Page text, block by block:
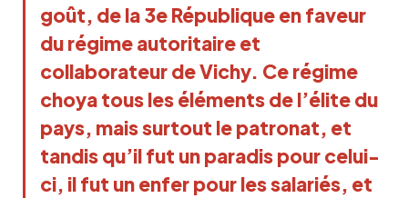
goût, de la 3e République en faveur
du régime autoritaire et
collaborateur de Vichy. Ce régime
choya tous les éléments de l’élite du
pays, mais surtout le patronat, et
tandis qu’il fut un paradis pour celui-
ci, il fut un enfer pour les salariés, et